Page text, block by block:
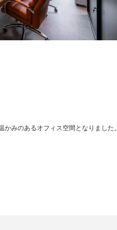
みのあるオフィス空間となりました。